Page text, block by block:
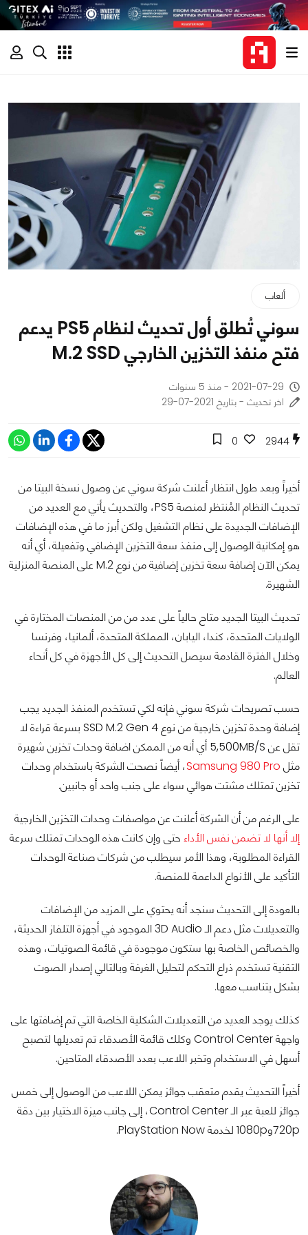
ألعاب
سوني تُطلق أول تحديث لنظام PS5 يدعم
فتح منفذ التخزين الخارجي M.2 SSD
2021-07-29 - منذ 5 سنوات
اخر تحديث - بتاريخ 2021-07-29
2944
0
أخيراً وبعد طول انتظار أعلنت شركة سوني عن وصول نسخة البيتا من
تحديث النظام المُنتظر لمنصة PS5، والتحديث يأتي مع العديد من
الإضافات الجديدة على نظام التشغيل ولكن أبرز ما في هذه الإضافات
هو إمكانية الوصول إلى منفذ سعة التخزين الإضافي وتفعيلة، أي أنه
يمكن الآن إضافة سعة تخزين إضافية من نوع M.2 على المنصة المنزلية
الشهيرة.
تحديث البيتا الجديد متاح حالياً على عدد من من المنصات المختارة في
الولايات المتحدة، كندا، اليابان، المملكة المتحدة، ألمانيا، وفرنسا
وخلال الفترة القادمة سيصل التحديث إلى كل الأجهزة في كل أنحاء
العالم.
حسب تصريحات شركة سوني فإنه لكي تستخدم المنفذ الجديد يجب
إضافة وحدة تخزين خارجية من نوع SSD M.2 Gen 4 بسرعة قراءة لا
تقل عن 5,500MB/S أي أنه من الممكن اضافة وحدات تخزين شهيرة
مثل Samsung 980 Pro، أيضاً نصحت الشركة باستخدام وحدات
تخزين تمتلك مشتت هوائي سواء على جنب واحد أو جانبين.
على الرغم من أن الشركة أعلنت عن مواصفات وحدات التخزين الخارجية
إلا أنها لا تضمن نفس الأداء حتى وإن كانت هذه الوحدات تمتلك سرعة
القراءة المطلوبة، وهذا الأمر سيطلب من شركات صناعة الوحدات
التأكيد على الأنواع الداعمة للمنصة.
بالعودة إلى التحديث سنجد أنه يحتوي على المزيد من الإضافات
والتعديلات مثل دعم الـ 3D Audio الموجود في أجهزة التلفاز الحديثة،
والخصائص الخاصة بها ستكون موجودة في قائمة الصوتيات، وهذه
التقنية تستخدم ذراع التحكم لتحليل الغرفة وبالتالي إصدار الصوت
بشكل يتناسب معها.
كذلك يوجد العديد من التعديلات الشكلية الخاصة التي تم إضافتها على
واجهة Control Center وكلك قائمة الأصدقاء تم تعديلها لتصبح
أسهل في الاستخدام وتخبر اللاعب بعدد الأصدقاء المتاحين.
أخيراً التحديث يقدم متعقب جوائز يمكن اللاعب من الوصول إلى خمس
جوائز للعبة عبر الـ Control Center، إلى جانب ميزة الاختيار بين دقة
720pو1080p لخدمة PlayStation Now.